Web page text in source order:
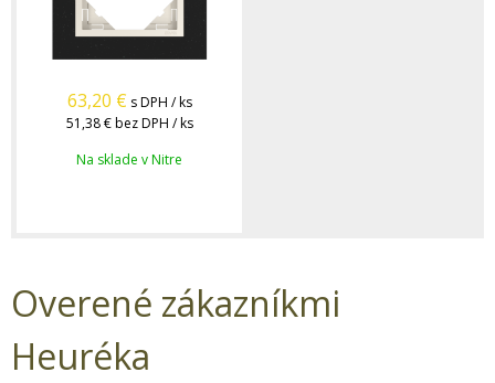
63,20 € s DPH / ks
51,38 € bez DPH / ks
Na sklade v Nitre
Overené zákazníkmi
Heuréka